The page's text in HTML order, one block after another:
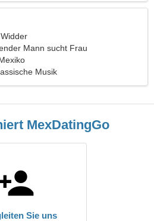
Mann sucht Frau
Musik
MexDatingGo
Sie uns